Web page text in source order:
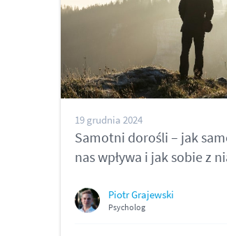
19 grudnia 2024
Samotni dorośli – jak
nas wpływa i jak sobie z
Piotr Grajewski
Psycholog